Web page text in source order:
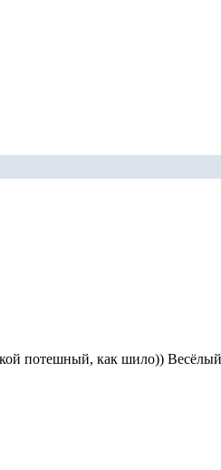
потешный, как шило))